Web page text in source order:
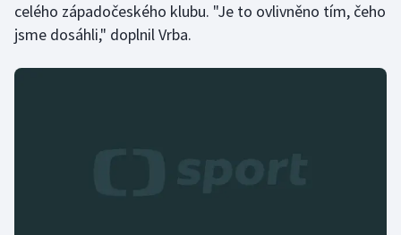
Rychlobruslení
Rychlostní kanoistika
celého západočeského klubu. "Je to ovlivněno tím, čeho
jsme dosáhli," doplnil Vrba.